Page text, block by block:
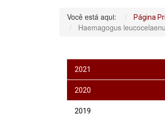
Você está aqui: Página
Haemagogus
2021
2020
2019